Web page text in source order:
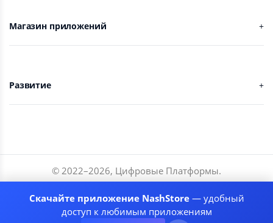
Магазин приложений
Развитие
© 2022–2026, Цифровые Платформы.
Разработчики
Соглашение
Скачайте приложение NashStore— удобный
доступ к любимым приложениям